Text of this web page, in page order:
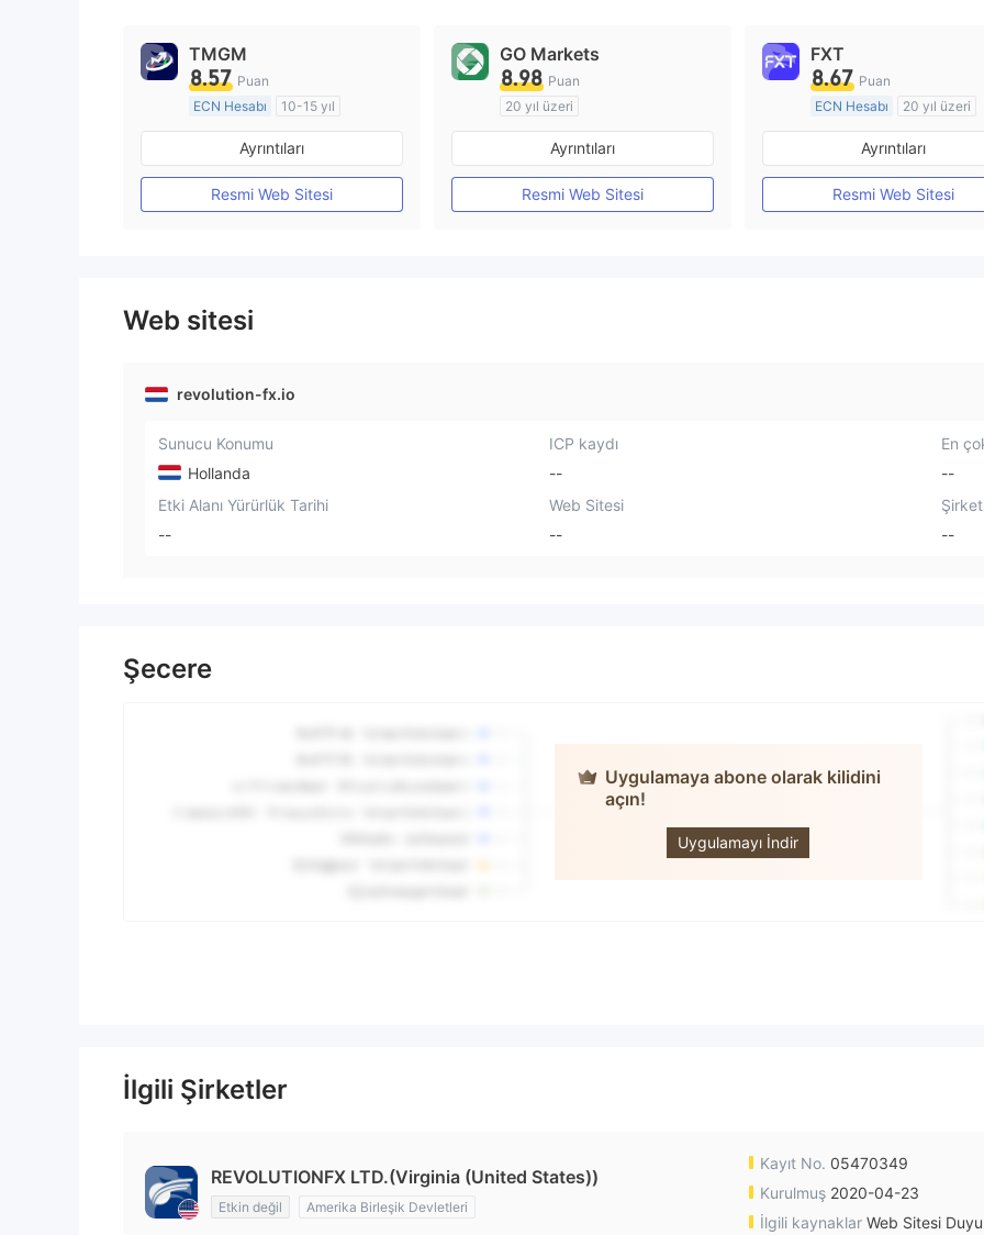
TMGM
8.57 Puan
ECN Hesabı
10-15 yıl
Düzenleyici Ülke/Bölge: Avustralya
Pazar Yapıcılık (MM)
MT4 Tam Lisans
Ayrıntıları
Resmi Web Sitesi
GO Markets
8.98 Puan
20 yıl üzeri
Düzenleyici Ülke/Bölge: Avustralya
Pazar Yapıcılık (MM)
cTrader
Ayrıntıları
Resmi Web Sitesi
FXT
8.67 Puan
ECN Hesabı
20 yıl üzeri
Pazar Yapıcılık (MM)
MT4 Tam Lisans
Ayrıntıları
Resmi Web Sitesi
Web sitesi
revolution-fx.io
Sunucu Konumu
Hollanda
ICP kaydı
--
En
--
Etki Alanı Yürürlük Tarihi
--
Web Sitesi
--
Şirket
--
Şecere
Uygulamaya abone olarak kilidini
açın!
Uygulamayı İndir
İlgili Şirketler
REVOLUTIONFX LTD.(Virginia (United States))
Etkin değil Amerika Birleşik Devletleri
Kayıt No. 05470349
Kurulmuş 2020-04-23
İlgili kaynaklar Web Sitesi